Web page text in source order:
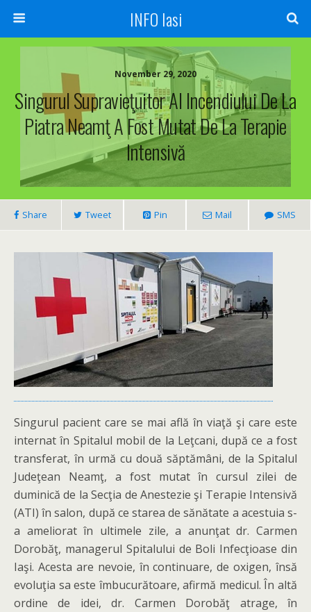
INFO Iasi
November 29, 2020
Singurul Supravieţuitor Al Incendiului De La
Piatra Neamţ A Fost Mutat De La Terapie
Intensivă
Share Tweet Pin Mail SMS
Singurul pacient care se mai află în viaţă şi care este
internat în Spitalul mobil de la Leţcani, după ce a fost
transferat, în urmă cu două săptămâni, de la Spitalul
Judeţean Neamţ, a fost mutat în cursul zilei de
duminică de la Secţia de Anestezie şi Terapie Intensivă
(ATI) în salon, după ce starea de sănătate a acestuia s-
a ameliorat în ultimele zile, a anunţat dr. Carmen
Dorobăţ, managerul Spitalului de Boli Infecţioase din
Iaşi. Acesta are nevoie, în continuare, de oxigen, însă
evoluţia sa este îmbucurătoare, afirmă medicul. În altă
ordine de idei, dr. Carmen Dorobăţ atrage, în